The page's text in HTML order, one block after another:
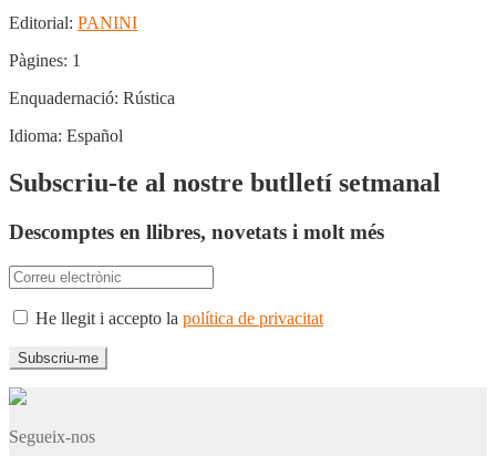
Editorial: PANINI
Pàgines: 1
Enquadernació: Rústica
Idioma: Español
Subscriu-te al nostre butlletí setmanal
Descomptes en llibres, novetats i molt més
He llegit i accepto la política de privacitat
Segueix-nos